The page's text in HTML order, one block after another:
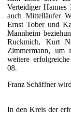
Verteidiger
auch Mittelläufer
Ernst Tober und
Mannheim
Ruckmich, Kurt
Zimmermann, um
weitere
08.
Franz Schäffner
In den Kreis der